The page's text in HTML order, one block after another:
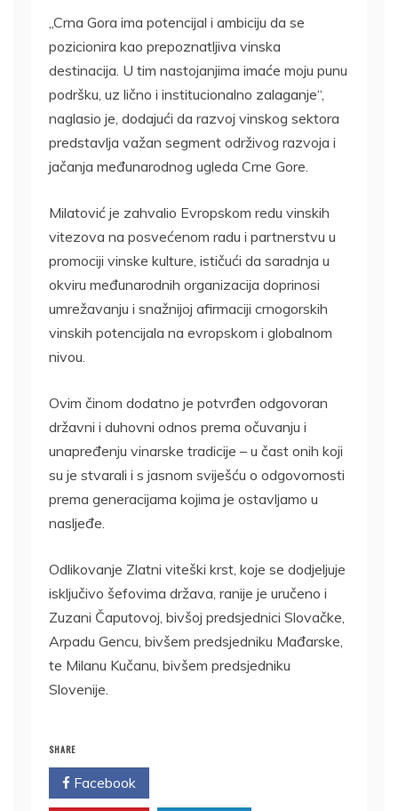
„Crna Gora ima potencijal i ambiciju da se
pozicionira kao prepoznatljiva vinska
destinacija. U tim nastojanjima imaće moju punu
podršku, uz lično i institucionalno zalaganje“,
naglasio je, dodajući da razvoj vinskog sektora
predstavlja važan segment održivog razvoja i
jačanja međunarodnog ugleda Crne Gore.
Milatović je zahvalio Evropskom redu vinskih
vitezova na posvećenom radu i partnerstvu u
promociji vinske kulture, ističući da saradnja u
okviru međunarodnih organizacija doprinosi
umrežavanju i snažnijoj afirmaciji crnogorskih
vinskih potencijala na evropskom i globalnom
nivou.
Ovim činom dodatno je potvrđen odgovoran
državni i duhovni odnos prema očuvanju i
unapređenju vinarske tradicije – u čast onih koji
su je stvarali i s jasnom sviješću o odgovornosti
prema generacijama kojima je ostavljamo u
nasljeđe.
Odlikovanje Zlatni viteški krst, koje se dodjeljuje
isključivo šefovima država, ranije je uručeno i
Zuzani Čaputovoj, bivšoj predsjednici Slovačke,
Arpadu Gencu, bivšem predsjedniku Mađarske,
te Milanu Kučanu, bivšem predsjedniku
Slovenije.
SHARE
Facebook